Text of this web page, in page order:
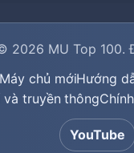
2026 MU Top 100.
Máy chủ mớiHướng
truyền thông
YouTube